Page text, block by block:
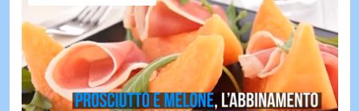
WOWPOP
VIDEO
& TV